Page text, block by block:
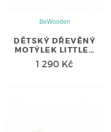
BeWooden
DĚTSKÝ DŘEVĚNÝ
MOTÝLEK LITTLE…
1 290 Kč